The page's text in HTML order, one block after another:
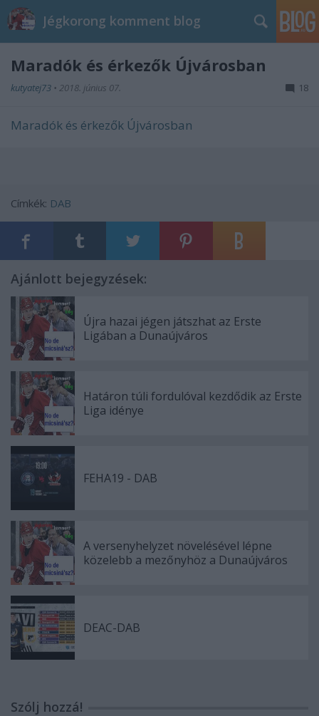
Jégkorong komment blog
Maradók és érkezők Újvárosban
kutyatej73 • 2018. június 07. 18
Maradók és érkezők Újvárosban
Címkék: DAB
Ajánlott bejegyzések:
Újra hazai jégen játszhat az Erste
Ligában a Dunaújváros
Határon túli fordulóval kezdődik az Erste
Liga idénye
FEHA19 - DAB
A versenyhelyzet növelésével lépne
közelebb a mezőnyhöz a Dunaújváros
DEAC-DAB
Szólj hozzá!